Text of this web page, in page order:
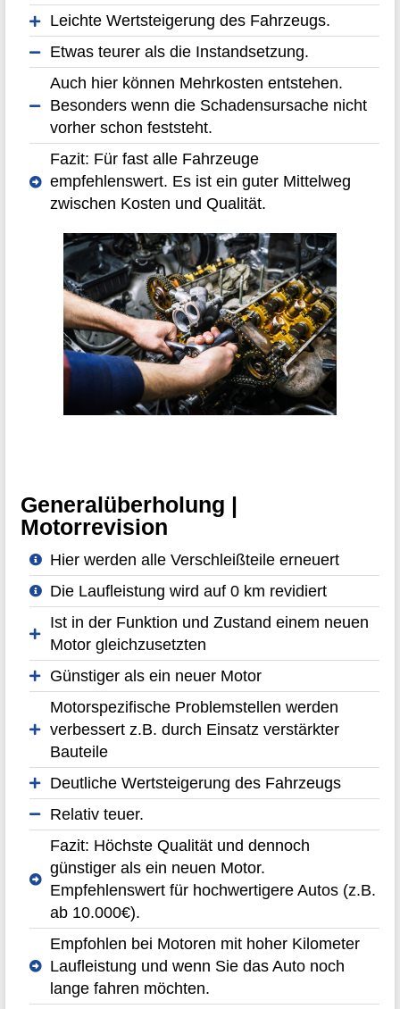
Leichte Wertsteigerung des Fahrzeugs.
Etwas teurer als die Instandsetzung.
Auch hier können Mehrkosten entstehen.
Besonders wenn die Schadensursache nicht
vorher schon feststeht.
Fazit: Für fast alle Fahrzeuge
empfehlenswert. Es ist ein guter Mittelweg
zwischen Kosten und Qualität.
Generalüberholung |
Motorrevision
Hier werden alle Verschleißteile erneuert
Die Laufleistung wird auf 0 km revidiert
Ist in der Funktion und Zustand einem neuen
Motor gleichzusetzten
Günstiger als ein neuer Motor
Motorspezifische Problemstellen werden
verbessert z.B. durch Einsatz verstärkter
Bauteile
Deutliche Wertsteigerung des Fahrzeugs
Relativ teuer.
Fazit: Höchste Qualität und dennoch
günstiger als ein neuen Motor.
Empfehlenswert für hochwertigere Autos (z.B.
ab 10.000€).
Empfohlen bei Motoren mit hoher Kilometer
Laufleistung und wenn Sie das Auto noch
lange fahren möchten.